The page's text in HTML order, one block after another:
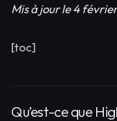
Mis à jour le 4
[toc]
Qu’est-ce que